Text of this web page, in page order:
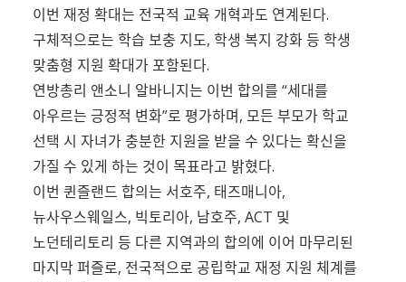
이번 재정 확대는 전국적 교육 개혁과도 연계된다.
구체적으로는 학습 보충 지도, 학생 복지 강화 등 학생
맞춤형 지원 확대가 포함된다.
연방총리 앤소니 알바니지는 이번 합의를 “세대를
아우르는 긍정적 변화”로 평가하며, 모든 부모가 학교
선택 시 자녀가 충분한 지원을 받을 수 있다는 확신을
가질 수 있게 하는 것이 목표라고 밝혔다.
이번 퀸즐랜드 합의는 서호주, 태즈매니아,
뉴사우스웨일스, 빅토리아, 남호주, ACT 및
노던테리토리 등 다른 지역과의 합의에 이어 마무리된
마지막 퍼즐로, 전국적으로 공립학교 재정 지원 체계를